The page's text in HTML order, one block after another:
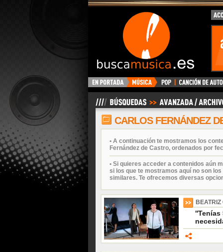
BuscaMusica.es
CARLOS FERNÁNDEZ
• A continuación te mostramos los
Fernández de Castro, ordenados por
• Si quieres acceder a contenidos aún
si los que te mostramos aquí no son
similares. Te ofrecemos diversas
''Tenías